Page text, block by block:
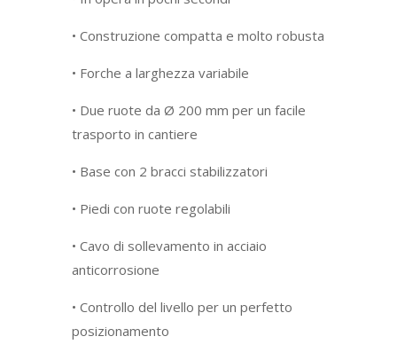
• Construzione compatta e molto robusta
• Forche a larghezza variabile
• Due ruote da Ø 200 mm per un facile
trasporto in cantiere
• Base con 2 bracci stabilizzatori
• Piedi con ruote regolabili
• Cavo di sollevamento in acciaio
anticorrosione
• Controllo del livello per un perfetto
posizionamento